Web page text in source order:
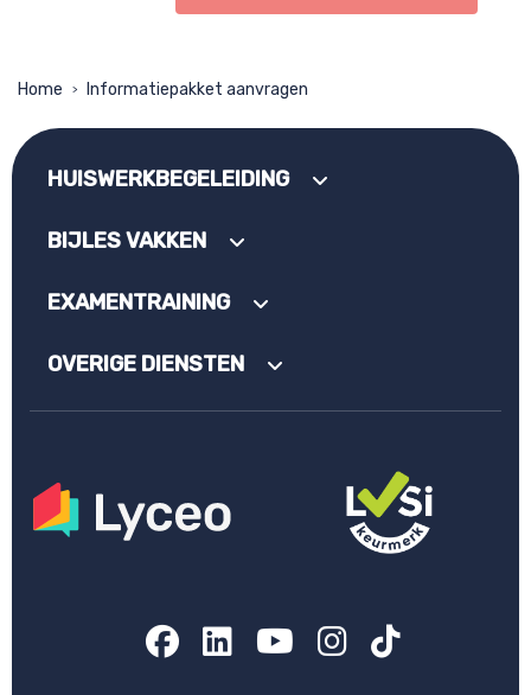
Home > Informatiepakket aanvragen
HUISWERKBEGELEIDING
BIJLES VAKKEN
EXAMENTRAINING
OVERIGE DIENSTEN
Facebook
LinkedIn
YouTube
Instagram
TikTok